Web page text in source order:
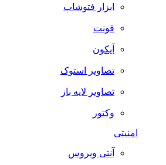
ابزار فتوشاپ
فونت
آیکون
تصاویر استوک
تصاویر لایه باز
وکتور
آنتی ویروس